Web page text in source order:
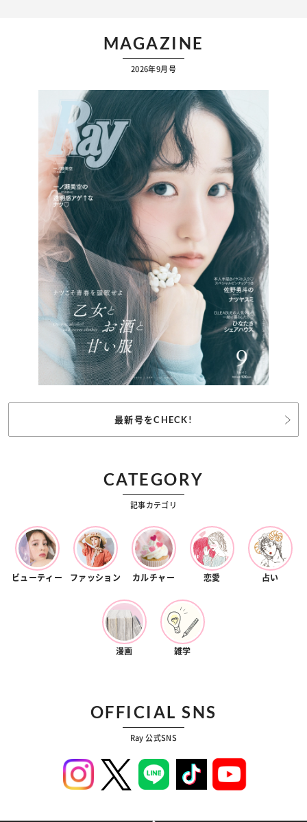
MAGAZINE
2026年9月号
最新号をCHECK!
CATEGORY
記事カテゴリ
ビューティー ファッション カルチャー 恋愛 占い
漫画 雑学
OFFICIAL SNS
Ray 公式SNS